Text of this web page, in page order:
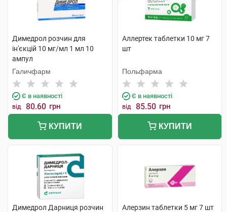
Димедрол розчин для
ін'єкцій 10 мг/мл 1 мл 10
ампул
Галичфарм
Є в наявності
від 80.60 грн
КУПИТИ
Аллертек таблетки 10 мг 7
шт
Польфарма
Є в наявності
від 85.50 грн
КУПИТИ
Димедрол Дарниця розчин
Алерзин таблетки 5 мг 7 шт